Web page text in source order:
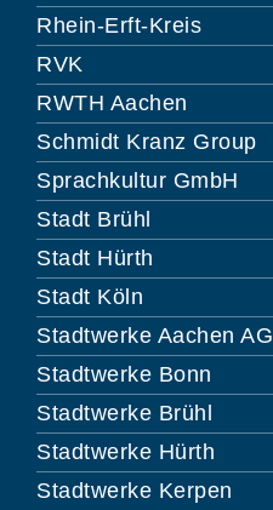
Rhein-Erft-Kreis
RVK
RWTH Aachen
Schmidt Kranz Group
Sprachkultur GmbH
Stadt Brühl
Stadt Hürth
Stadt Köln
Stadtwerke Aachen AG
Stadtwerke Bonn
Stadtwerke Brühl
Stadtwerke Hürth
Stadtwerke Kerpen